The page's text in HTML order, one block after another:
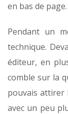
en bas de page.
Pendant un
technique.
éditeur, en
comble sur la
pouvais attirer
avec un peu